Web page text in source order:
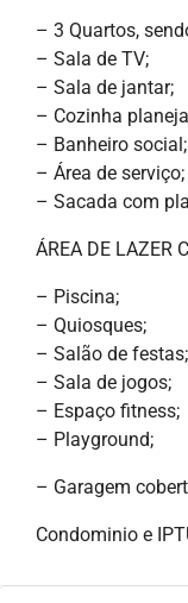
– 3 Quartos,
– Sala de TV;
– Sala de jantar;
– Cozinha
– Banheiro social;
– Área de serviço;
– Sacada com
ÁREA DE LAZER
– Piscina;
– Quiosques;
– Salão de festas;
– Sala de jogos;
– Espaço fitness;
– Playground;
– Garagem
Condominio e